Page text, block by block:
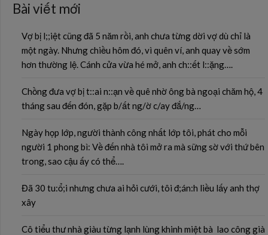
Bài viết mới
Vợ bị l;;iệt cũng đã 5 năm rồi, anh chưa từng dời vợ dù chỉ là
một ngày. Nhưng chiều hôm đó, vì quên ví, anh quay về sớm
hơn thường lệ. Cánh cửa vừa hé mở, anh ch::ết l::ặng….
Chồng đưa vợ bị t::ai n::ạn về quê nhờ ông bà ngoại chăm hộ, 4
tháng sau đến đón, gặp b/ất ng/ờ c/ay đắ/ng…
Ngày họp lớp, người thành công nhất lớp tôi, phát cho mỗi
người 1 phong bì: Về đến nhà tôi mở ra mà sững sờ với thứ bên
trong, sao cậu ấy có thể….
Đã 30 tu:ổ;i nhưng chưa ai hỏi cưới, tôi đ;án:h liều lấy anh thợ
xây
Cô tiểu thư nhà giàu từng lạnh lùng khinh miệt bà lao công già